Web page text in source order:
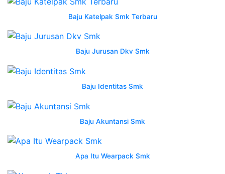
jurusan
terbaru
full
wearpack
Sd
smk
2606
Baju Katelpak Smk Terbaru
Baju Jurusan Dkv Smk
Baju Identitas Smk
Baju Akuntansi Smk
Apa Itu Wearpack Smk